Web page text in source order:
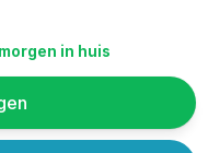
in huis